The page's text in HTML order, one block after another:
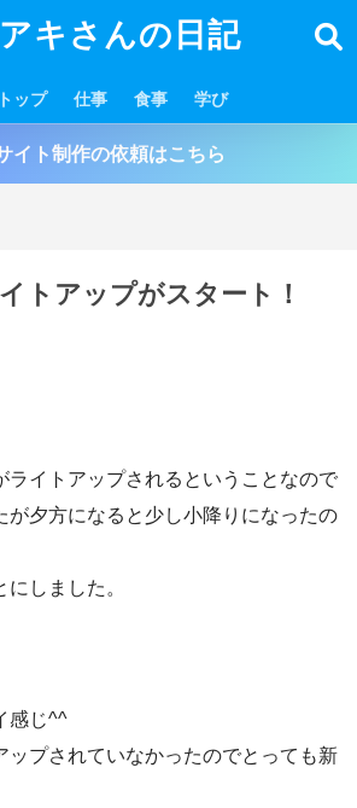
アキさんの日記
ップ 仕事 食事 学び
イト制作の依頼はこちら
トアップがスタート！
ライトアップされるということなので
が夕方になると少し小降りになったの
しました。
感じ^^
ップされていなかったのでとっても新